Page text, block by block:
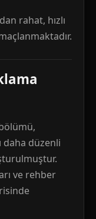
rahat, hızlı
daha düzenli
ve rehber